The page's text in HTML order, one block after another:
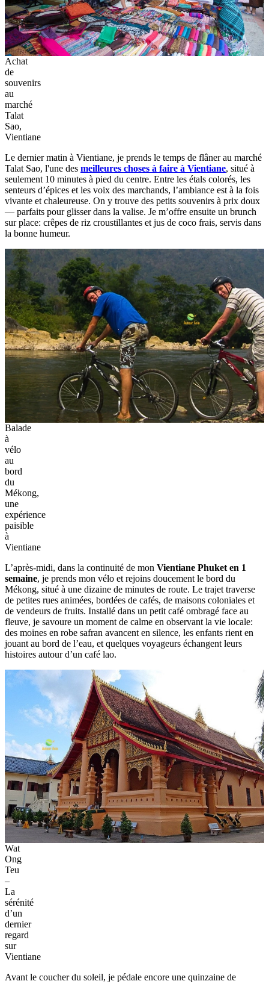
Achat
de
souvenirs
au
marché
Talat
Sao,
Vientiane
Le dernier matin à Vientiane, je prends le temps de flâner au marché
Talat Sao, l'une des meilleures choses à faire à Vientiane, situé à
seulement 10 minutes à pied du centre. Entre les étals colorés, les
senteurs d’épices et les voix des marchands, l’ambiance est à la fois
vivante et chaleureuse. On y trouve des petits souvenirs à prix doux
— parfaits pour glisser dans la valise. Je m’offre ensuite un brunch
sur place: crêpes de riz croustillantes et jus de coco frais, servis dans
la bonne humeur.
Balade
à
vélo
au
bord
du
Mékong,
une
expérience
paisible
à
Vientiane
L’après-midi, dans la continuité de mon Vientiane Phuket en 1
semaine, je prends mon vélo et rejoins doucement le bord du
Mékong, situé à une dizaine de minutes de route. Le trajet traverse
de petites rues animées, bordées de cafés, de maisons coloniales et
de vendeurs de fruits. Installé dans un petit café ombragé face au
fleuve, je savoure un moment de calme en observant la vie locale:
des moines en robe safran avancent en silence, les enfants rient en
jouant au bord de l’eau, et quelques voyageurs échangent leurs
histoires autour d’un café lao.
Wat
Ong
Teu
–
La
sérénité
d’un
dernier
regard
sur
Vientiane
Avant le coucher du soleil, je pédale encore une quinzaine de